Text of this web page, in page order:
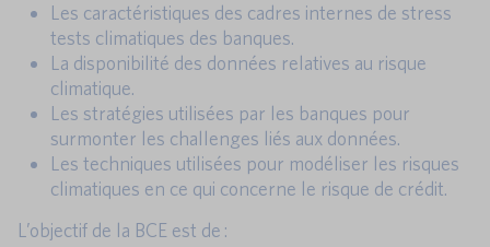
Les caractéristiques des cadres internes de stress
tests climatiques des banques.
La disponibilité des données relatives au risque
climatique.
Les stratégies utilisées par les banques pour
surmonter les challenges liés aux données.
Les techniques utilisées pour modéliser les risques
climatiques en ce qui concerne le risque de crédit.
L’objectif de la BCE est de :